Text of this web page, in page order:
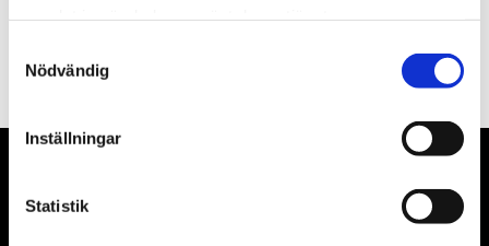
Nödvändig
Inställningar
Statistik
PRENUMERERA
Dina personuppgifter behandlas i enlighet med vår integritetspolicy.
Våra främsta leverantörer är KS Tools verktyg, ATH billyftar